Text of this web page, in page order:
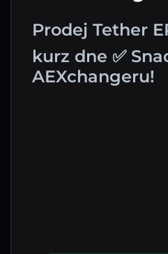
Prodej Tether
kurz dne ✅
AEXchangeru!